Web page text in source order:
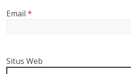
Email*
Situs Web